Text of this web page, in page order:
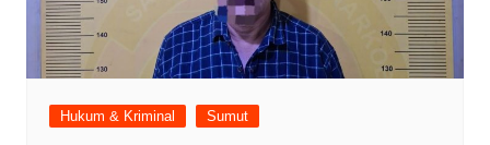
Hukum & Kriminal Sumut